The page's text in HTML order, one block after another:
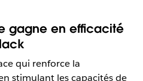
gagne en efficacité
qui renforce la
stimulant les capacités de